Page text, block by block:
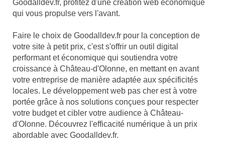
Goodalldev.fr, profitez d'une création web économique
qui vous propulse vers l'avant.
Faire le choix de Goodalldev.fr pour la conception de
votre site à petit prix, c'est s'offrir un outil digital
performant et économique qui soutiendra votre
croissance à Château-d'Olonne, en mettant en avant
votre entreprise de manière adaptée aux spécificités
locales. Le développement web pas cher est à votre
portée grâce à nos solutions conçues pour respecter
votre budget et cibler votre audience à Château-
d'Olonne. Découvrez l'efficacité numérique à un prix
abordable avec Goodalldev.fr.